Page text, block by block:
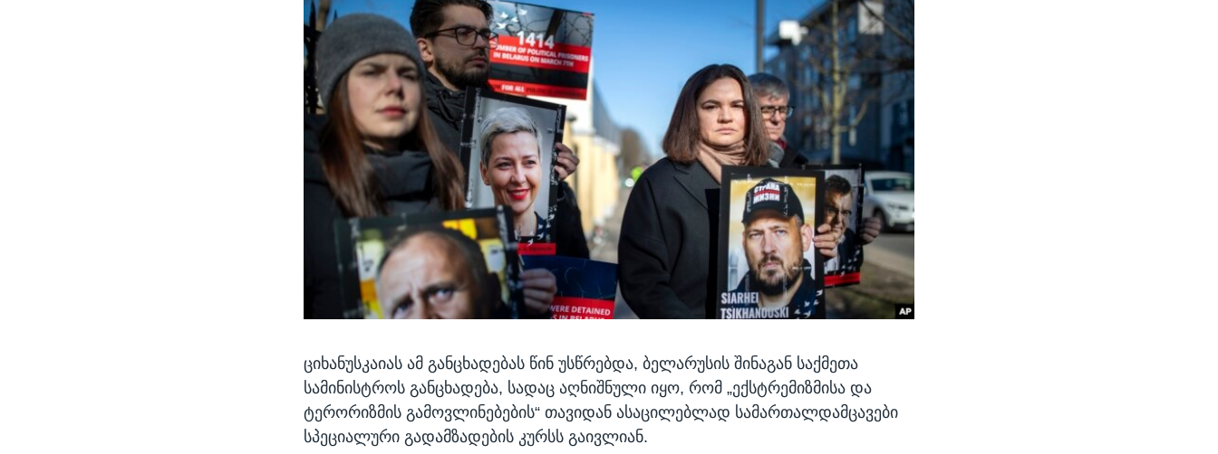
ციხანუსკაიას ამ განცხადებას წინ უსწრებდა, ბელარუსის შინაგან საქმეთა
სამინისტროს განცხადება, სადაც აღნიშნული იყო, რომ „ექსტრემიზმისა და
ტერორიზმის გამოვლინებების“ თავიდან ასაცილებლად სამართალდამცავები
სპეციალური გადამზადების კურსს გაივლიან.